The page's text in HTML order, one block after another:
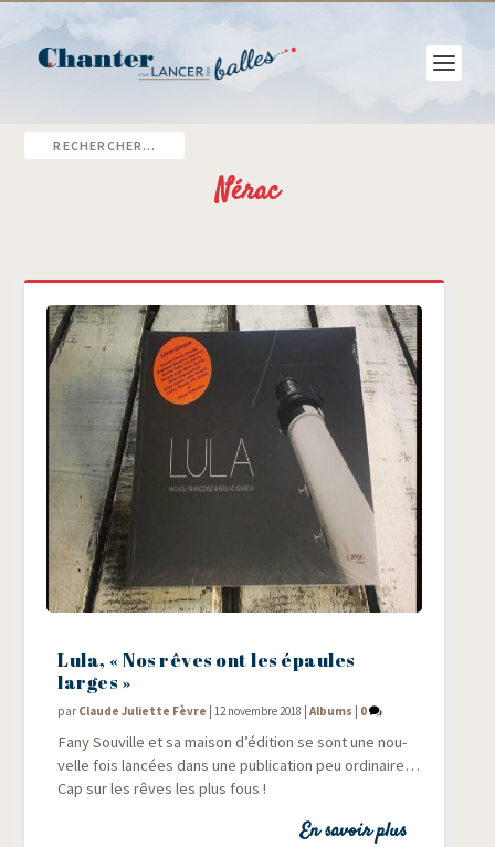
Nérac
Lula, « Nos rêves ont les épaules
larges »
par Claude Juliette Fèvre | 12 novembre 2018 |Albums | 0
Fany Sou­ville et sa mai­son d’édition se sont une nou­
velle fois lan­cées dans une publi­ca­tion peu ordi­naire…
Cap sur les rêves les plus fous !
En savoir plus